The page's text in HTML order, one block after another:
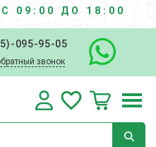
09:00 ДО 18:00
095-95-05
звонок